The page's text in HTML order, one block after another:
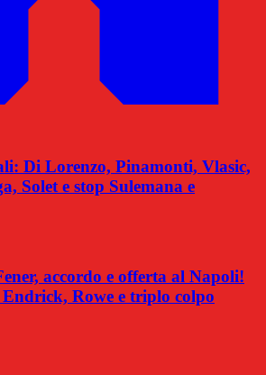
Di Lorenzo, Pinamonti, Vlasic,
Solet e stop Sulemana e
accordo e offerta al Napoli!
Rowe e triplo colpo